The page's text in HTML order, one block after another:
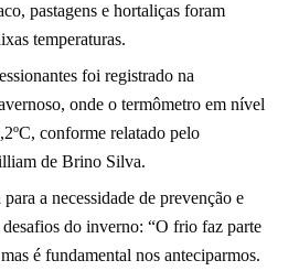
pastagens e hortaliças foram
temperaturas.
foi registrado na
onde o termômetro em nível
conforme relatado pelo
de Brino Silva.
a necessidade de prevenção e
do inverno: “O frio faz parte
é fundamental nos anteciparmos.